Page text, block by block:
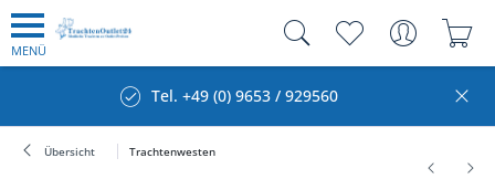
MENÜ
Tel. +49 (0) 9653 / 929560
Übersicht Trachtenwesten